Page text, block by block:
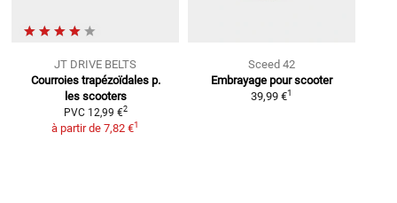
JT DRIVE BELTS
Courroies trapézoïdales p.
les scooters
PVC 12,99 €2
à partir de 7,82 €1
Sceed 42
Embrayage pour scooter
39,99 €1